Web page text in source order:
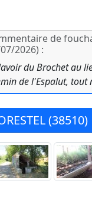
de
2026) :
du Brochet au
de l'Espalut, tout
(38510)